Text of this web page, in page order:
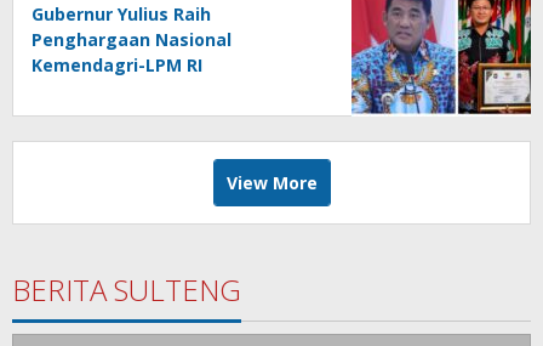
Gubernur Yulius Raih
Penghargaan Nasional
Kemendagri-LPM RI
View More
BERITA SULTENG